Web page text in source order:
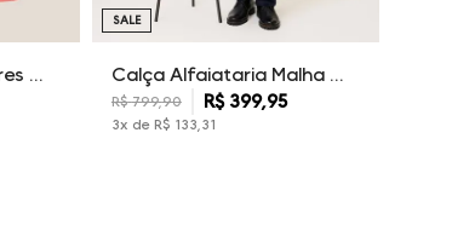
Camiseta Básica Cores Dudalina Masculina Calça Alfaiataria Malha Dudalina Masculina
R$ 799,90 R$ 399,95
3x de R$ 133 31
SALE